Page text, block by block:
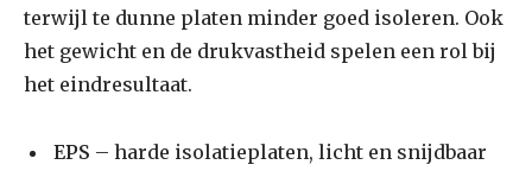
terwijl te dunne platen minder goed isoleren. Ook
het gewicht en de drukvastheid spelen een rol bij
het eindresultaat.
EPS – harde isolatieplaten, licht en snijdbaar